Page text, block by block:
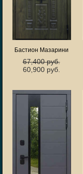
Бастион Мазарини
67,400 руб.
60,900 руб.